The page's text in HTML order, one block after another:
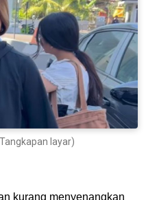
layar)
kurang menyenangkan